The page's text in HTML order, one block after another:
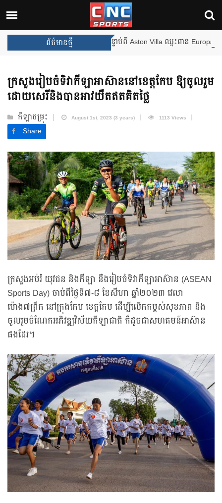
ព័ត៌មានថ្មី
ឈ្នះពានរង្វាន់បន្ថែមទៀត បន្ទាប់ពី Aston Villa ឈ្នះពាន Europa League
ក្រសួងរៀបចំទិវាកីឡាអាស៊ាននៅខេត្តកែប ឱ្យចូលរួម
ដោយសេរីនិងបានអាវយឺតឥតគិតថ្លៃ
កីឡាចម្រុះ August 1st, 2023 (3 years) 1113 Views
Share
ក្រសួងអប់រំ យុវជន និងកីឡា នឹងរៀបចំទិវាកីឡាអាស៊ាន (ASEAN
Sports Day) ចាប់ពីថ្ងៃទី៧-៨ ខែសីហា ឆ្នាំ២០២៣ វេលា
ម៉ោង៧ព្រឹក នៅក្រុងកែប ខេត្តកែប ដើម្បីលើកកម្ពស់សុខភាព និង
ចូលរួមចំណែកអភិវឌ្ឍវិស័យកីឡាជាតិ ក៏ដូចជាសហគមន៍អាស៊ាន
ផងដែរ។